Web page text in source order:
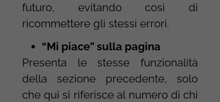
futuro, evitando così di
ricommettere gli stessi errori.
“Mi piace” sulla pagina
Presenta le stesse funzionalità
della sezione precedente, solo
che qui si riferisce al numero di chi